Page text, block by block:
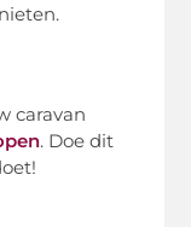
caravan
. Doe dit